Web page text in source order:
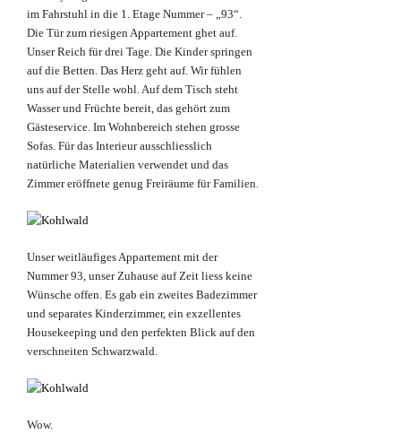
im Fahrstuhl in die 1. Etage Nummer – „93“.
Die Tür zum riesigen Appartement ghet auf.
Unser Reich für drei Tage. Die Kinder springen
auf die Betten. Das Herz geht auf. Wir fühlen
uns auf der Stelle wohl. Auf dem Tisch steht
Wasser und Früchte bereit, das gehört zum
Gästeservice. Im Wohnbereich stehen grosse
Sofas. Für das Interieur ausschliesslich
natürliche Materialien verwendet und das
Zimmer eröffnete genug Freiräume für Familien.
Unser weitläufiges Appartement mit der
Nummer 93, unser Zuhause auf Zeit liess keine
Wünsche offen. Es gab ein zweites Badezimmer
und separates Kinderzimmer, ein exzellentes
Housekeeping und den perfekten Blick auf den
verschneiten Schwarzwald.
Wow.